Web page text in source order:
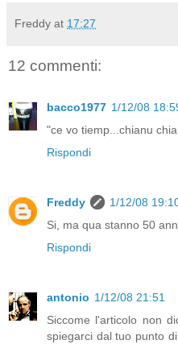
Freddy at 17:27
12 commenti:
bacco1977 1/12/08
"ce vo tiemp...chianu
Rispondi
Freddy
1/12/08
Si, ma qua stanno 50
Rispondi
antonio 1/12/08 21:51
Siccome l'articolo non
spiegarci dal tuo punto